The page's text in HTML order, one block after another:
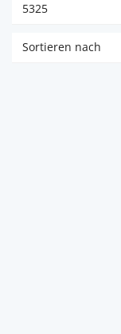
5325
Sortieren nach